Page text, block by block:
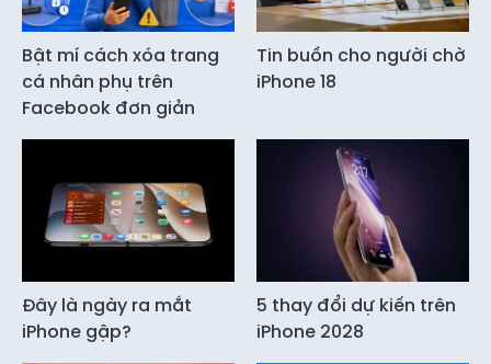
Bật mí cách xóa trang
cá nhân phụ trên
Facebook đơn giản
Tin buồn cho người chờ
iPhone 18
Đây là ngày ra mắt
iPhone gập?
5 thay đổi dự kiến trên
iPhone 2028